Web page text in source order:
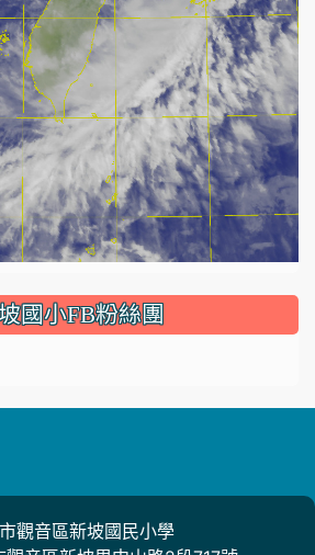
國小FB粉絲團
觀音區新坡國民小學